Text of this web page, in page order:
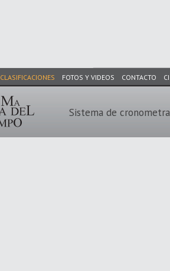
CLASIFICACIONES FOTOS Y VIDEOS CONTACTO
Sistema de